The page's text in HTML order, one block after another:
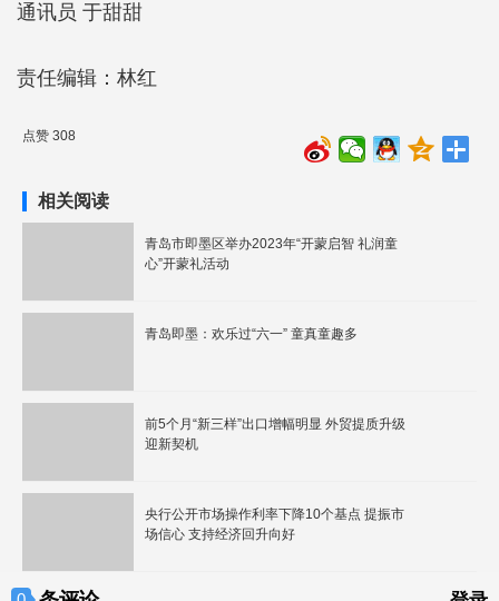
通讯员 于甜甜
责任编辑：林红
点赞 308
相关阅读
青岛市即墨区举办2023年“开蒙启智 礼润童
心”开蒙礼活动
青岛即墨：欢乐过“六一” 童真童趣多
前5个月“新三样”出口增幅明显 外贸提质升级
迎新契机
央行公开市场操作利率下降10个基点 提振市
场信心 支持经济回升向好